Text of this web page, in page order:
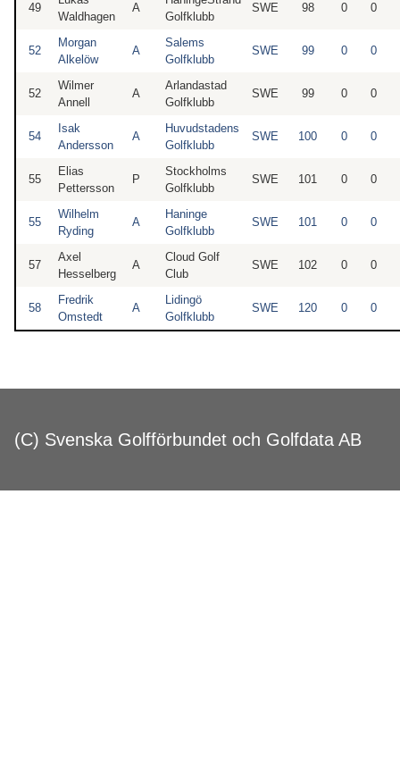
49
Waldhagen
A
Golfklubb
SWE 98 0 0
52
Morgan
Alkelöw
A
Salems
Golfklubb
SWE 99 0 0
52
Wilmer
Annell
A
Arlandastad
Golfklubb
SWE 99 0 0
54
Isak
Andersson
A
Huvudstadens
Golfklubb
SWE 100 0 0
55
Elias
Pettersson
P
Stockholms
Golfklubb
SWE 101 0 0
55
Wilhelm
Ryding
A
Haninge
Golfklubb
SWE 101 0 0
57
Axel
Hesselberg
A
Cloud Golf
Club
SWE 102 0 0
58
Fredrik
Omstedt
A
Lidingö
Golfklubb
SWE 120 0 0
(C) Svenska Golfförbundet och Golfdata AB